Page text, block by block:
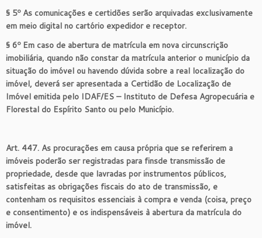
§ 5º As comunicações e certidões serão arquivadas exclusivamente
em meio digital no cartório expedidor e receptor.
§ 6º Em caso de abertura de matrícula em nova circunscrição
imobiliária, quando não constar da matrícula anterior o município da
situação do imóvel ou havendo dúvida sobre a real localização do
imóvel, deverá ser apresentada a Certidão de Localização de
Imóvel emitida pelo IDAF/ES – Instituto de Defesa Agropecuária e
Florestal do Espírito Santo ou pelo Município.
Art. 447. As procurações em causa própria que se referirem a
imóveis poderão ser registradas para finsde transmissão de
propriedade, desde que lavradas por instrumentos públicos,
satisfeitas as obrigações fiscais do ato de transmissão, e
contenham os requisitos essenciais à compra e venda (coisa, preço
e consentimento) e os indispensáveis à abertura da matrícula do
imóvel.